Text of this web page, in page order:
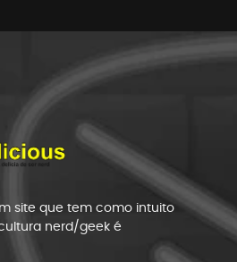
site que tem como intuito
nerd/geek é